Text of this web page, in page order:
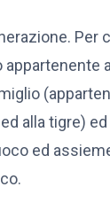
Per
alla tigre) ed
ed